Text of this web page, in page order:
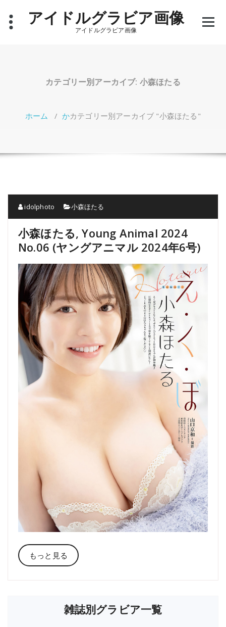
アイドルグラビア画像
アイドルグラビア画像
カテゴリー別アーカイブ: 小森ほたる
ホーム / かカテゴリー別アーカイブ "小森ほたる"
idolphoto 小森ほたる
小森ほたる, Young Animal 2024
No.06 (ヤングアニマル 2024年6号)
もっと見る
雑誌別グラビア一覧